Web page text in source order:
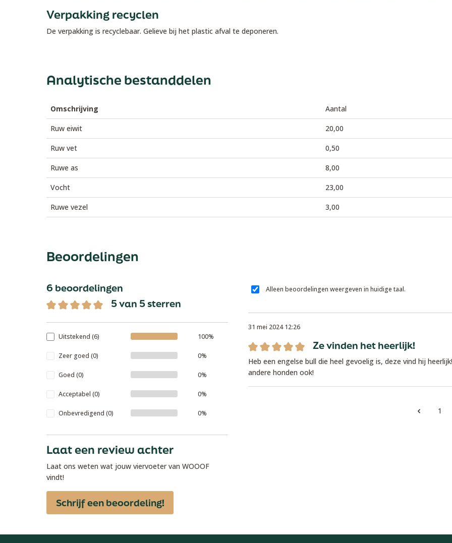
Verpakking recyclen
De verpakking is recyclebaar. Gelieve bij het plastic afval te deponeren.
Analytische bestanddelen
Omschrijving Aantal
Ruw eiwit 20,00
Ruw vet 0,50
Ruwe as 8,00
Vocht 23,00
Ruwe vezel 3,00
Beoordelingen
6 beoordelingen
5 van 5 sterren
Uitstekend (6) 100%
Zeer goed (0) 0%
Goed (0) 0%
Acceptabel (0) 0%
Onbevredigend (0) 0%
Laat een review achter
Laat ons weten wat jouw viervoeter van WOOOF
vindt!
Schrijf een beoordeling!
Alleen beoordelingen weergeven in huidige taal.
31 mei 2024 12:26
Recensie met een waardering van 5 van de 5 sterren
Ze vinden het heerlijk!
Heb een engelse bull die heel gevoelig is, deze vind hij
andere honden ook!
1